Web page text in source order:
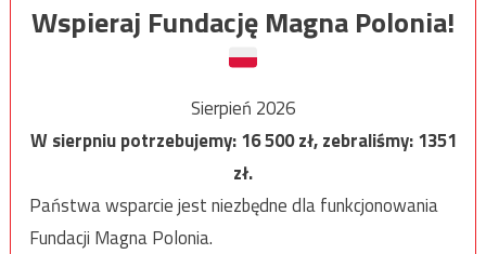
Wspieraj Fundację Magna Polonia!
Sierpień 2026
W sierpniu potrzebujemy:16 500zł, zebraliśmy:1351
zł.
Państwa wsparcie jest niezbędne dla funkcjonowania
Fundacji Magna Polonia.